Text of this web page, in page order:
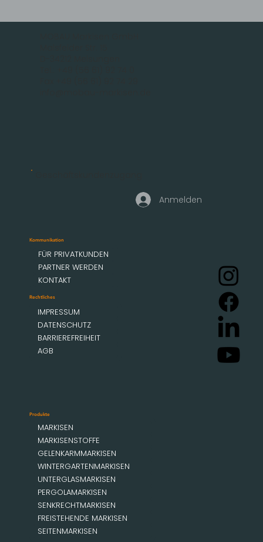
Produkte
MARKISEN
MARKISENSTOFFE
GELENKARMMARKISEN
WINTERGARTENMARKISEN
UNTERGLASMARKISEN
PERGOLAMARKISEN
SENKRECHTMARKISEN
FREISTEHENDE MARKISEN
SEITENMARKISEN
Kommunikation
FÜR PRIVATKUNDEN
PARTNER WERDEN
KONTAKT
Rechtliches
IMPRESSUM
DATENSCHUTZ
BARRIEREFREIHEIT
AGB
Anmelden